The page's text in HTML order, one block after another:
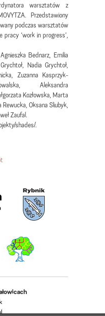
warsztatów z
Przedstawiony
podczas warsztatów
‘work in progress’,
Bednarz, Emilia
Nadia Grychtoł,
Zuzanna Kasprzyk-
Aleksandra
Kozłowska, Marta
Oksana Sliubyk,
Zaufal.
shades/.